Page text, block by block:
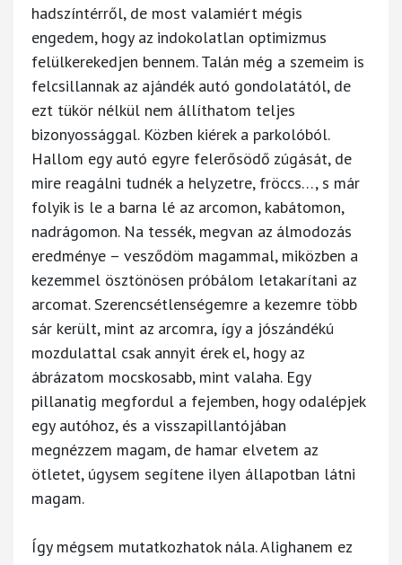
hadszíntérről, de most valamiért mégis
engedem, hogy az indokolatlan optimizmus
felülkerekedjen bennem. Talán még a szemeim is
felcsillannak az ajándék autó gondolatától, de
ezt tükör nélkül nem állíthatom teljes
bizonyossággal. Közben kiérek a parkolóból.
Hallom egy autó egyre felerősödő zúgását, de
mire reagálni tudnék a helyzetre, fröccs…, s már
folyik is le a barna lé az arcomon, kabátomon,
nadrágomon. Na tessék, megvan az álmodozás
eredménye – vesződöm magammal, miközben a
kezemmel ösztönösen próbálom letakarítani az
arcomat. Szerencsétlenségemre a kezemre több
sár került, mint az arcomra, így a jószándékú
mozdulattal csak annyit érek el, hogy az
ábrázatom mocskosabb, mint valaha. Egy
pillanatig megfordul a fejemben, hogy odalépjek
egy autóhoz, és a visszapillantójában
megnézzem magam, de hamar elvetem az
ötletet, úgysem segítene ilyen állapotban látni
magam.
Így mégsem mutatkozhatok nála. Alighanem ez